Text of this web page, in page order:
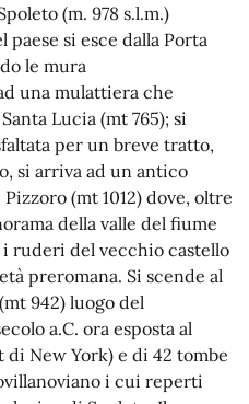
(m. 978 s.l.m.)
si esce dalla Porta
le mura
una mulattiera che
Lucia (mt 765); si
per un breve tratto,
si arriva ad un antico
(mt 1012) dove, oltre
della valle del fiume
ruderi del vecchio castello
preromana. Si scende al
942) luogo del
a.C. ora esposta al
New York) e di 42 tombe
i cui reperti